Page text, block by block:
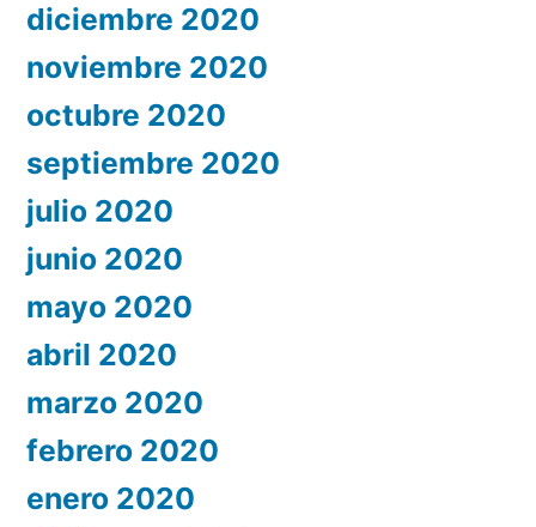
diciembre 2020
noviembre 2020
octubre 2020
septiembre 2020
julio 2020
junio 2020
mayo 2020
abril 2020
marzo 2020
febrero 2020
enero 2020